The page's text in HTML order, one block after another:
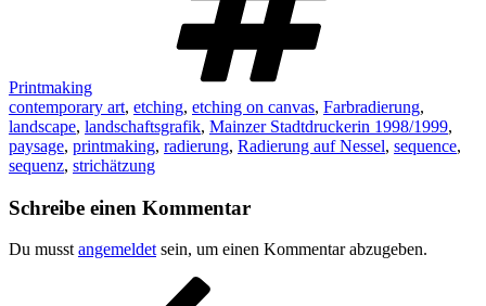
Printmaking
contemporary art, etching, etching on canvas, Farbradierung,
landscape, landschaftsgrafik, Mainzer Stadtdruckerin 1998/1999,
paysage, printmaking, radierung, Radierung auf Nessel, sequence,
sequenz, strichätzung
Schreibe einen Kommentar
Du musst angemeldet sein, um einen Kommentar abzugeben.
Beitragsnavigation